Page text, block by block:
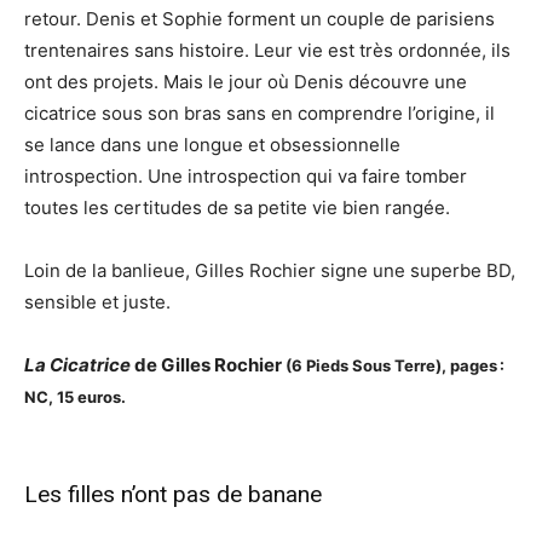
retour. Denis et Sophie forment un couple de parisiens
trentenaires sans histoire. Leur vie est très ordonnée, ils
ont des projets. Mais le jour où Denis découvre une
cicatrice sous son bras sans en comprendre l’origine, il
se lance dans une longue et obsessionnelle
introspection. Une introspection qui va faire tomber
toutes les certitudes de sa petite vie bien rangée.
Loin de la banlieue, Gilles Rochier signe une superbe BD,
sensible et juste.
La Cicatricede Gilles Rochier (6 Pieds Sous Terre), pages :
NC, 15 euros.
Les filles n’ont pas de banane